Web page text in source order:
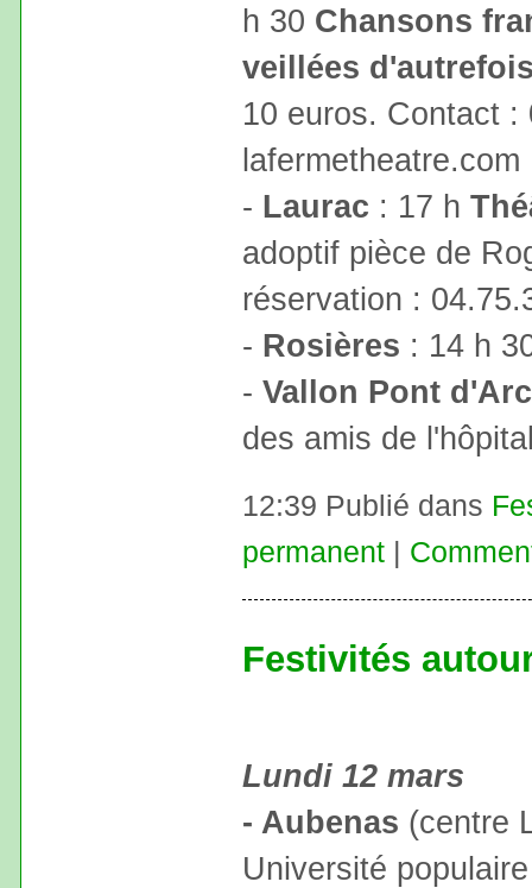
h 30 Chansons
veillées
10 euros. Contact :
lafermetheatre.com
- Laurac : 17 h
adoptif pièce de
réservation :
- Rosières : 14 h
- Vallon Pont d'Arc
des amis de
12:39 Publié dans
permanent
Festivités
Lundi 12 mars
- Aubenas (centre
Université